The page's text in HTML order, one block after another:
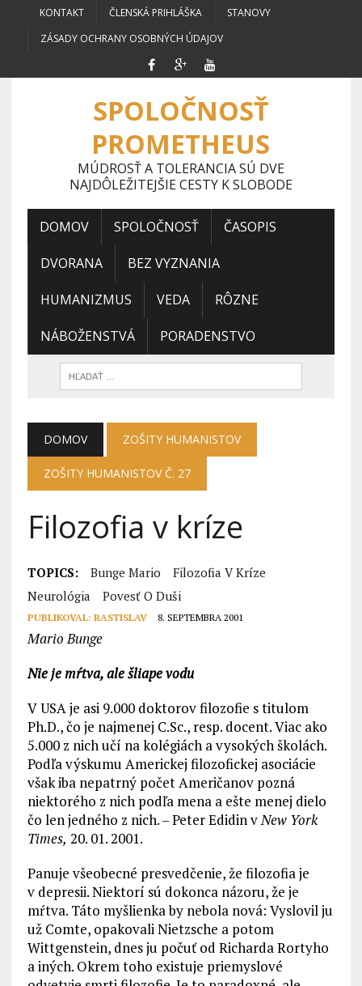
KONTAKT ČLENSKÁ PRIHLÁŠKA
STANOVY
ZÁSADY OCHRANY OSOBNÝCH ÚDAJOV
SPOLOČNOSŤ
PROMETHEUS
MÚDROSŤ A TOLERANCIA SÚ DVE
NAJDÔLEŽITEJŠIE CESTY K SLOBODE
DOMOV SPOLOČNOSŤ ČASOPIS
DVORANA BEZ VYZNANIA
HUMANIZMUS VEDA RÔZNE
NÁBOŽENSTVÁ PORADENSTVO
DOMOV ZOŠITY HUMANISTOV
ZOŠITY HUMANISTOV Č. 27
Filozofia v kríze
TOPICS: Bunge Mario
Filozofia V Kríze
Neurológia
Povesť O Duši
PUBLIKOVAL: RASTISLAV 8. SEPTEMBRA 2001
Mario Bunge
Nie je mŕtva, ale šliape vodu
V USA je asi 9.000 doktorov filozofie s titulom
Ph.D., čo je najmenej C.Sc., resp. docent. Viac ako
5.000 z nich učí na kolégiách a vysokých školách.
Podľa výskumu Americkej filozofickej asociácie
však iba nepatrný počet Američanov pozná
niektorého z nich podľa mena a ešte menej dielo
čo len jedného z nich. – Peter Edidin vNew York
Times, 20. 01. 2001.
Panuje všeobecné presvedčenie, že filozofia je
v depresii. Niektorí sú dokonca názoru, že je
mŕtva. Táto myšlienka by nebola nová: Vyslovil ju
už Comte, opakovali Nietzsche a potom
Wittgenstein, dnes ju počuť od Richarda Rortyho
a iných. Okrem toho existuje priemyslové